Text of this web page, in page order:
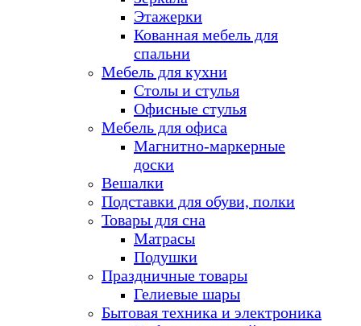
Этажерки
Кованная мебель для
спальни
Мебель для кухни
Столы и стулья
Офисные стулья
Мебель для офиса
Магнитно-маркерные
доски
Вешалки
Подставки для обуви, полки
Товары для сна
Матрасы
Подушки
Праздничные товары
Гелиевые шары
Бытовая техника и электроника